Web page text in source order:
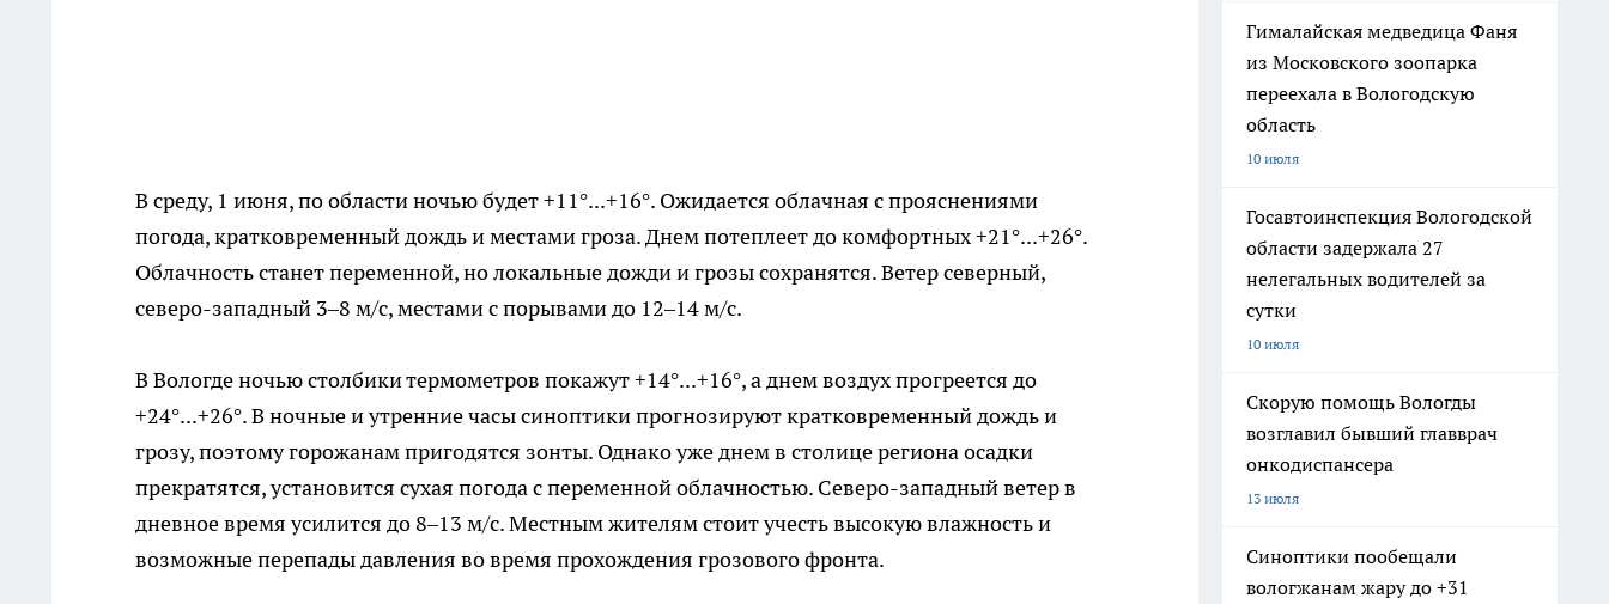
В среду, 1 июня, по области ночью будет +11°...+16°. Ожидается облачная с прояснениями
погода, кратковременный дождь и местами гроза. Днем потеплеет до комфортных +21°...+26°.
Облачность станет переменной, но локальные дожди и грозы сохранятся. Ветер северный,
северо-западный 3–8 м/с, местами с порывами до 12–14 м/с.
В Вологде ночью столбики термометров покажут +14°...+16°, а днем воздух прогреется до
+24°...+26°. В ночные и утренние часы синоптики прогнозируют кратковременный дождь и
грозу, поэтому горожанам пригодятся зонты. Однако уже днем в столице региона осадки
прекратятся, установится сухая погода с переменной облачностью. Северо-западный ветер в
дневное время усилится до 8–13 м/с. Местным жителям стоит учесть высокую влажность и
возможные перепады давления во время прохождения грозового фронта.
Гималайская медведица Фаня
из Московского зоопарка
переехала в Вологодскую
область
10 июля
Госавтоинспекция Вологодской
области задержала 27
нелегальных водителей за
сутки
10 июля
Скорую помощь Вологды
возглавил бывший главврач
онкодиспансера
13 июля
Синоптики пообещали
вологжанам жару до +31